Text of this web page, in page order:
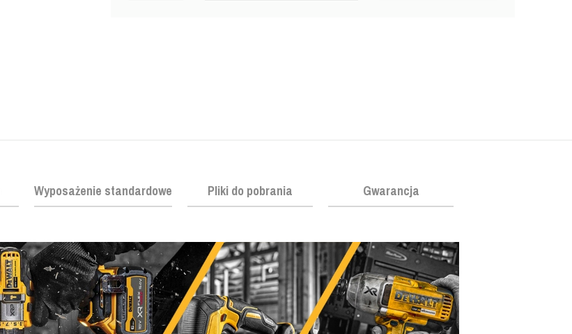
Wyposażenie standardowe Pliki do pobrania Gwarancja